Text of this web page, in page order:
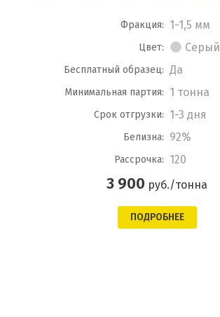
Фракция: 1-1,5 мм
Цвет: Серый
Бесплатный образец: Да
Минимальная партия: 1 тонна
Срок отгрузки: 1-3 дня
Белизна: 92%
Рассрочка: 120
3 900 руб./тонна
ПОДРОБНЕЕ